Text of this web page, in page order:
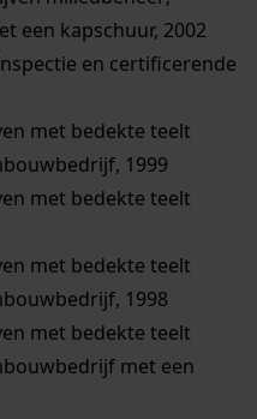
een kapschuur, 2002
en certificerende
met bedekte teelt
1999
met bedekte teelt
met bedekte teelt
1998
met bedekte teelt
met een